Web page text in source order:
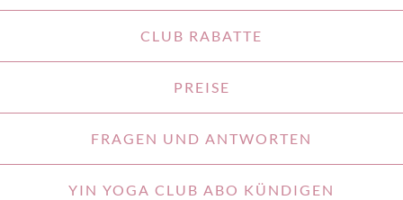
CLUB RABATTE
PREISE
FRAGEN UND ANTWORTEN
YIN YOGA CLUB ABO KÜNDIGEN